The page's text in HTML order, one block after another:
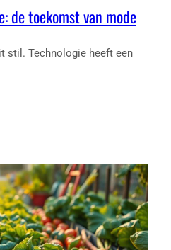
de toekomst van mode
stil. Technologie heeft een